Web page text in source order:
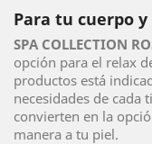
Para tu cuerpo
SPA COLLECTION
opción para el relax
productos está
necesidades de cada
convierten en la
manera a tu piel.